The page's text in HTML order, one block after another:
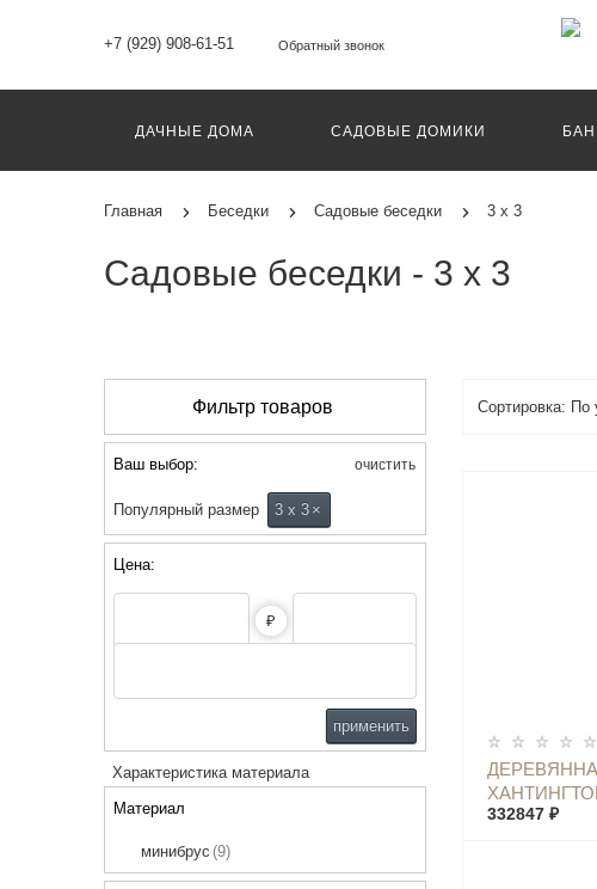
+7 (929) 908-61-51 Обратный звонок
ДАЧНЫЕ ДОМА САДОВЫЕ ДОМИКИ
Главная Беседки Садовые беседки 3 х 3
Садовые беседки - 3 х 3
Фильтр товаров
Ваш выбор: очистить
Популярный размер 3 х 3 ×
Цена:
₽
применить
Характеристика материала
Материал
минибрус (9)
УГЛОВАЯ
332847 ₽